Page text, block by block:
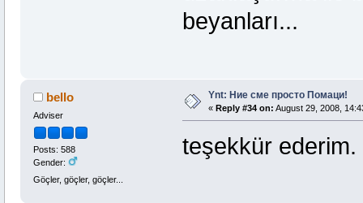
beyanları...
bello
Adviser
Posts: 588
Gender:
Göçler, göçler, göçler...
Ynt: Ние сме просто Помаци!
« Reply #34 on: August 29, 2008,
teşekkür